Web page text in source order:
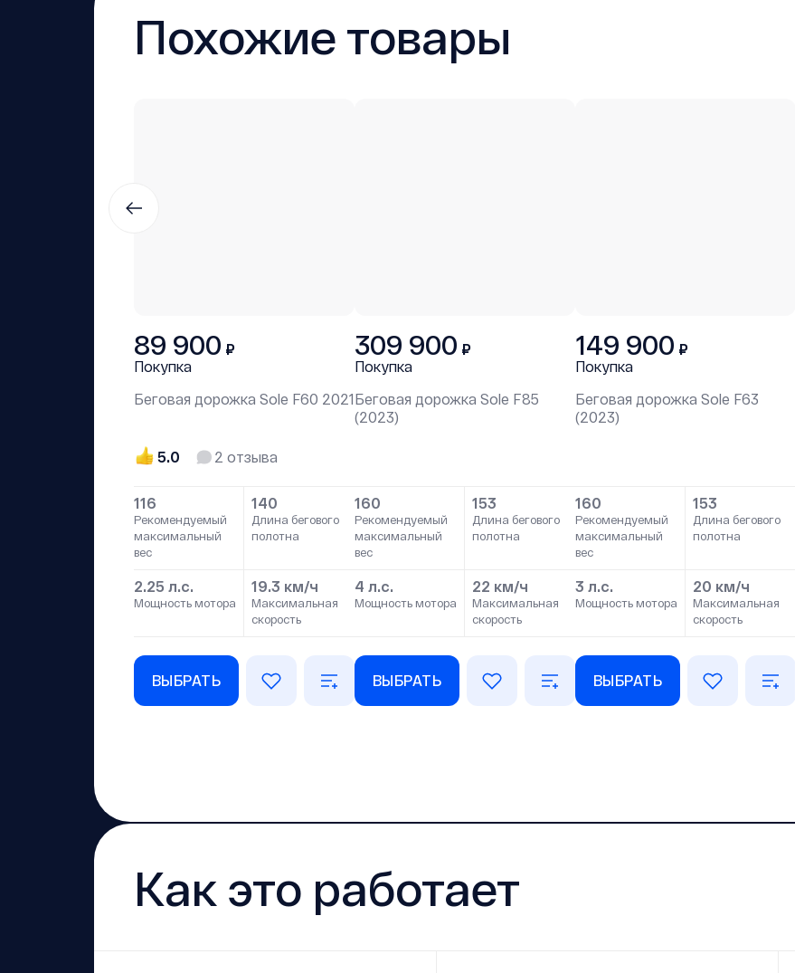
Похожие товары
89 900 ₽
Покупка
Беговая дорожка Sole F60 2021
5.0 2 отзыва
116
Рекомендуемый
максимальный
вес
140
Длина бегового
полотна
2.25 л.с.
Мощность мотора
19.3 км/ч
Максимальная
скорость
ВЫБРАТЬ
309 900 ₽
Покупка
Беговая дорожка Sole F85
(2023)
160
Рекомендуемый
максимальный
вес
153
Длина бегового
полотна
4 л.с.
Мощность мотора
22 км/ч
Максимальная
скорость
ВЫБРАТЬ
149 900 ₽
Покупка
Беговая дорожка Sole F63
(2023)
160
Рекомендуемый
максимальный
вес
153
Длина бегового
полотна
3 л.с.
Мощность мотора
20 км/ч
Максимальная
скорость
ВЫБРАТЬ
Как это работает